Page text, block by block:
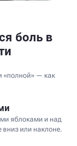
боль в
«полной» — как
яблоками и над
или наклоне.